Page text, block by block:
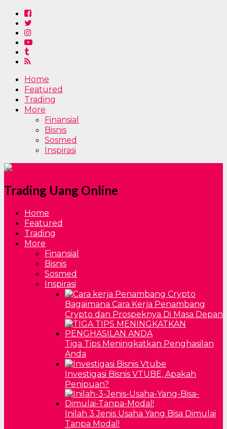
Home
Featured
Trading
More
Finansial
Bisnis
Sosmed
Inspirasi
Trading Uang Online
Home
Featured
Trading
More
Finansial
Bisnis
Sosmed
Inspirasi
Bagaimana Cara Kerja Penambang
Crypto dan Prospeknya Di Masa Depan
Tiga Tips Meningkatkan Penghasilan
Anda
Investigasi Bisnis VTUBE, Apakah
Penipuan?
Inilah 3 Jenis Usaha Yang Bisa Dimulai
Tanpa Modal!